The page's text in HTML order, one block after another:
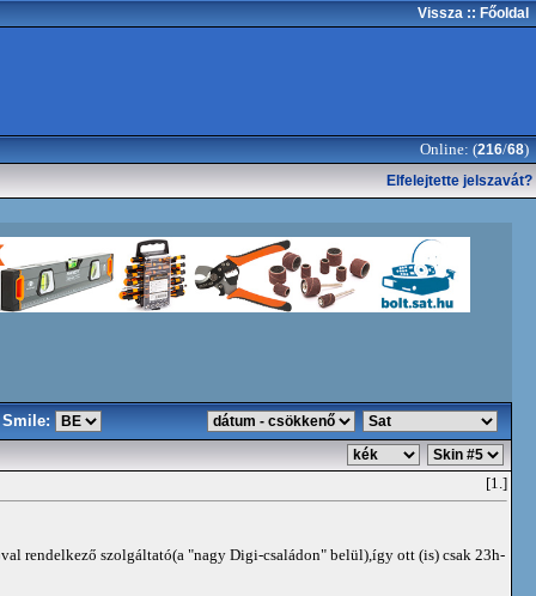
Vissza :: Főoldal
Online: (216/68)
Elfelejtette jelszavát?
Smile:
[1.]
rendelkező szolgáltató(a "nagy Digi-családon" belül),így ott (is) csak 23h-